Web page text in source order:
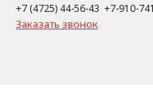
+7 (4725) 44-56-43 +7-910-
Заказать звонок